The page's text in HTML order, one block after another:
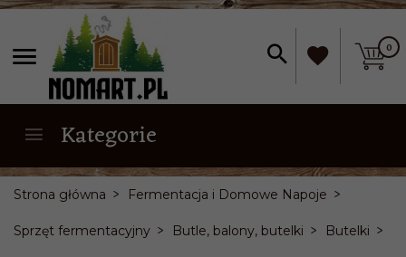
0
Kategorie
Strona główna Fermentacja i Domowe Napoje
Sprzęt fermentacyjny Butle, balony, butelki Butelki